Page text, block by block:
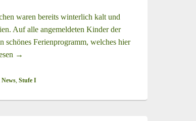
waren bereits winterlich kalt und
Auf alle angemeldeten Kinder der
Ferienprogramm, welches hier
Winterferien 2026 im Hort Helsinkiring
→
News Stufe I